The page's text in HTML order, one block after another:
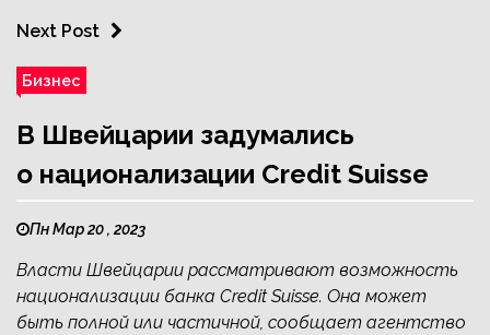
Next Post
Бизнес
В Швейцарии задумались
о национализации Credit Suisse
Пн Мар 20 , 2023
Власти Швейцарии рассматривают возможность
национализации банка Credit Suisse. Она может
быть полной или частичной, сообщает агентство